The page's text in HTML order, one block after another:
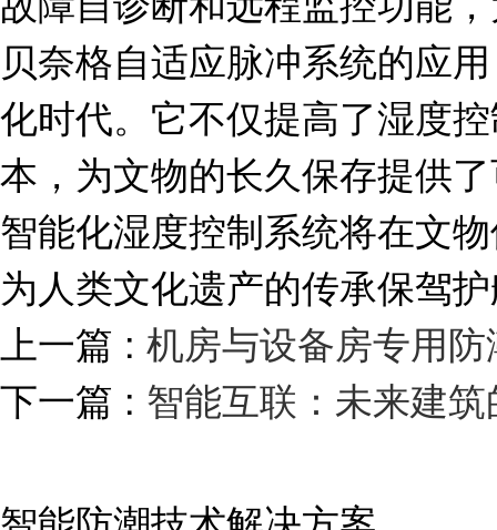
贝奈格自适应脉冲系统的应
化时代。它不仅提高了湿度
本，为文物的长久保存提供
智能化湿度控制系统将在文
为人类文化遗产的传承保驾
上一篇 : 机房与设备房专用
下一篇 : 智能互联：未来建